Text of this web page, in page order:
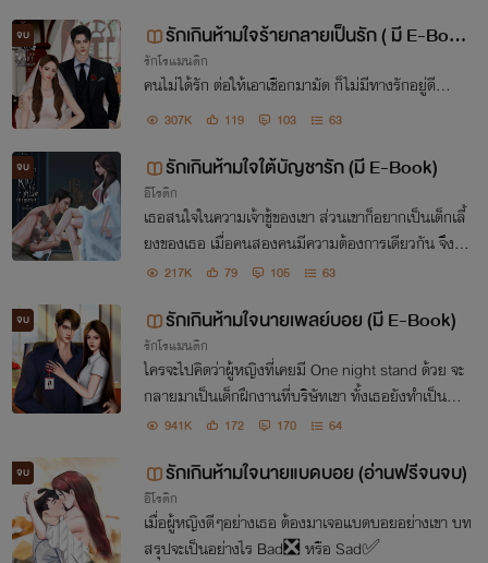
จบ
รักเกินห้ามใจร้ายกลายเป็นรัก ( มี E-Boo
k )
รักโรแมนติก
คนไม่ได้รัก ต่อให้เอาเชือกมามัด ก็ไม่มีทางรักอยู่ดี...
307K 119 103 63
จบ รักเกินห้ามใจใต้บัญชารัก (มี E-Book)
อีโรติก
เธอสนใจในความเจ้าชู้ของเขา ส่วนเขาก็อยากเป็นเด็กเลี้
ยงของเธอ เมื่อคนสองคนมีความต้องการเดียวกัน จึงมี
ความสัมพันธ์ที่ไม่ได้คาดคิดเกิดขึ้น “ไม่ว่าจะสั่งอะไรนาย
217K 79 105 63
จบ รักเกินห้ามใจนายเพลย์บอย (มี E-Book)
รักโรแมนติก
ใครจะไปคิดว่าผู้หญิงที่เคยมี One night stand ด้วย จะ
กลายมาเป็นเด็กฝึกงานที่บริษัทเขา ทั้งเธอยังทำเป็นจำเ
ขาไม่ได้อีก เขานี่แหละจะเป็นคนรื้อฟื้นความทรงจำให้เธ
941K 172 170 64
จบ รักเกินห้ามใจนายแบดบอย (อ่านฟรีจนจบ)
อีโรติก
เมื่อผู้หญิงดีๆอย่างเธอ ต้องมาเจอแบดบอยอย่างเขา บท
สรุปจะเป็นอย่างไร Bad❎ หรือ Sad✅